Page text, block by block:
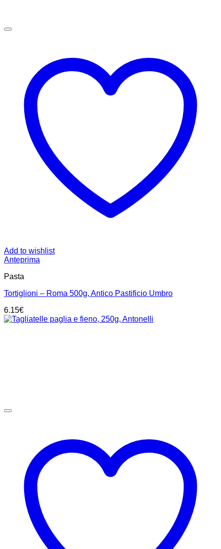
Add to wishlist
Anteprima
Pasta
Tortiglioni – Roma 500g, Antico Pastificio Umbro
6.15€